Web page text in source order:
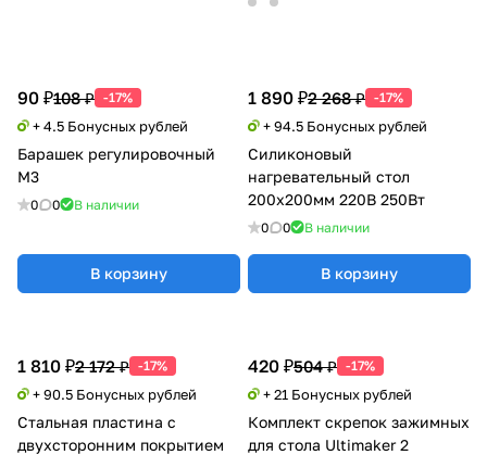
90 ₽108 ₽ -17%
+ 4.5 Бонусных рублей
Барашек регулировочный
М3
0 0 В наличии
В корзину
1 890 ₽2 268 ₽ -17%
+ 94.5 Бонусных рублей
Силиконовый
нагревательный стол
200х200мм 220В 250Вт
0 0 В наличии
В корзину
1 810 ₽2 172 ₽ -17%
+ 90.5 Бонусных рублей
Стальная пластина с
двухсторонним покрытием
420 ₽504 ₽ -17%
+ 21 Бонусных рублей
Комплект скрепок зажимных
для стола Ultimaker 2